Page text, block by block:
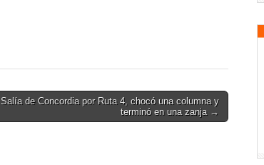
Salía de Concordia por Ruta 4, chocó una columna y
terminó en una zanja →